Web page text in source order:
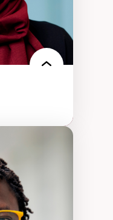
au Canada
des
dans l'espace